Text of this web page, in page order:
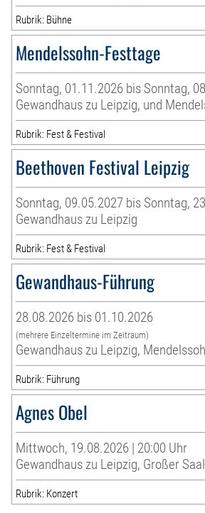
Rubrik: Bühne
Mendelssohn-Festtage
Sonntag, 01.11.2026 bis Sonntag,
Gewandhaus zu Leipzig, und
Rubrik: Fest & Festival
Beethoven Festival Leipzig
Sonntag, 09.05.2027 bis Sonntag,
Gewandhaus zu Leipzig
Rubrik: Fest & Festival
Gewandhaus-Führung
28.08.2026 bis 01.10.2026
(mehrere Einzeltermine im Zeitraum)
Gewandhaus zu Leipzig,
Rubrik: Führung
Agnes Obel
Mittwoch, 19.08.2026 | 20:00 Uhr
Gewandhaus zu Leipzig, Großer Saal
Rubrik: Konzert